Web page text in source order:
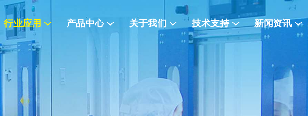
行业应用 产品中心 关于我们 技术支持 新闻资讯